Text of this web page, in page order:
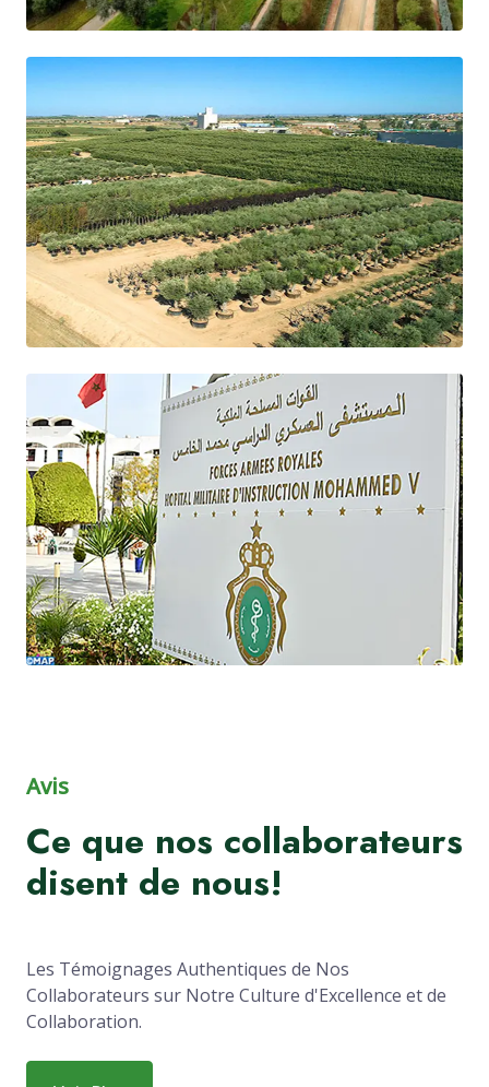
Avis
Ce que nos collaborateurs
disent de nous!
Les Témoignages Authentiques de Nos
Collaborateurs sur Notre Culture d'Excellence et de
Collaboration.